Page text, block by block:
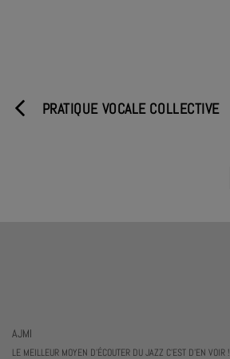
PRATIQUE VOCALE COLLECTIVE
AJMI
LE MEILLEUR MOYEN D'ÉCOUTER DU JAZZ C'EST D'EN VOIR !